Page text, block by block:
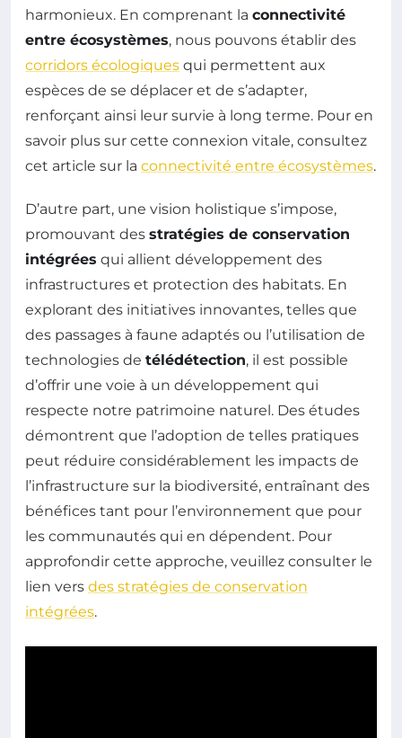
harmonieux. En comprenant la connectivité
entre écosystèmes, nous pouvons établir des
corridors écologiques qui permettent aux
espèces de se déplacer et de s’adapter,
renforçant ainsi leur survie à long terme. Pour en
savoir plus sur cette connexion vitale, consultez
cet article sur la connectivité entre écosystèmes.
D’autre part, une vision holistique s’impose,
promouvant des stratégies de conservation
intégrées qui allient développement des
infrastructures et protection des habitats. En
explorant des initiatives innovantes, telles que
des passages à faune adaptés ou l’utilisation de
technologies de télédétection, il est possible
d’offrir une voie à un développement qui
respecte notre patrimoine naturel. Des études
démontrent que l’adoption de telles pratiques
peut réduire considérablement les impacts de
l’infrastructure sur la biodiversité, entraînant des
bénéfices tant pour l’environnement que pour
les communautés qui en dépendent. Pour
approfondir cette approche, veuillez consulter le
lien vers des stratégies de conservation
intégrées.